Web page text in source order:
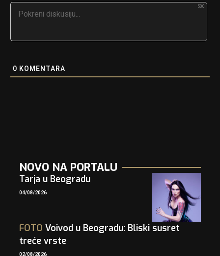
500
0 KOMENTARA
NOVO NA PORTALU
Tarja u Beogradu
04/08/2026
FOTO Voivod u Beogradu: Bliski susret
treće vrste